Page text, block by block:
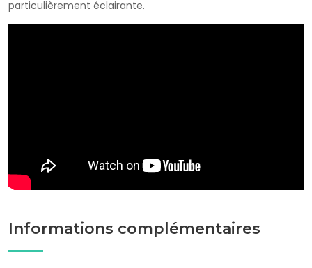
particulièrement éclairante.
Informations complémentaires